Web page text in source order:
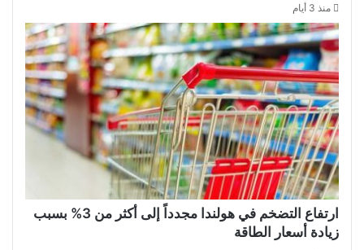
منذ 3 أيام
ارتفاع التضخم في هولندا مجدداً إلى أكثر من 3% بسبب
زيادة أسعار الطاقة